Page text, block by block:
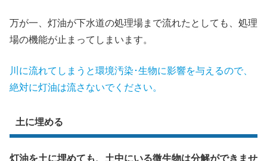
万が一、灯油が下水道の処理場まで流れたとしても、処理
場の機能が止まってしまいます。
川に流れてしまうと環境汚染･生物に影響を与えるので、
絶対に灯油は流さないでください。
土に埋める
灯油を土に埋めても、土中にいる微生物は分解ができませ